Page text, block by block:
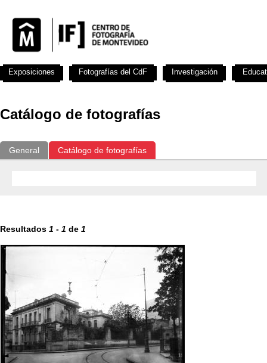
Catálogo de fotografías
General Catálogo de fotografías
Resultados 1 - 1 de 1
Exposiciones Fotografías del CdF Investigación